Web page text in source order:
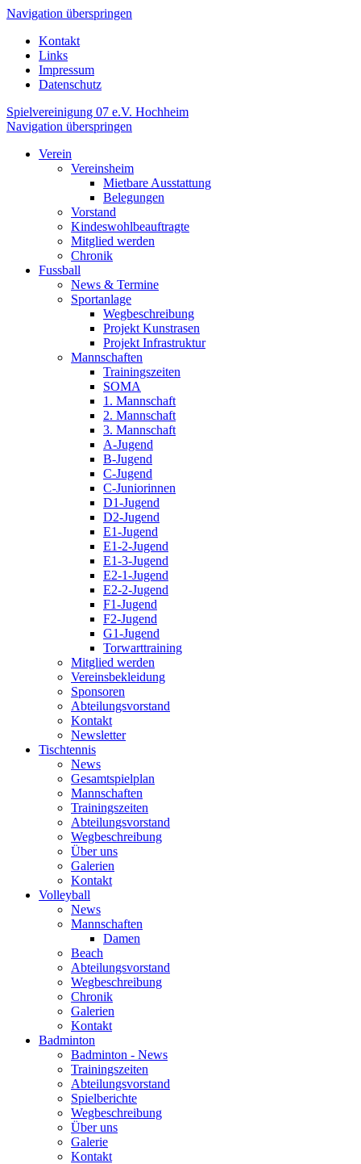
Navigation überspringen
Kontakt
Links
Impressum
Datenschutz
Spielvereinigung 07 e.V. Hochheim
Navigation überspringen
Verein
Vereinsheim
Mietbare Ausstattung
Belegungen
Vorstand
Kindeswohlbeauftragte
Mitglied werden
Chronik
Fussball
News & Termine
Sportanlage
Wegbeschreibung
Projekt Kunstrasen
Projekt Infrastruktur
Mannschaften
Trainingszeiten
SOMA
1. Mannschaft
2. Mannschaft
3. Mannschaft
A-Jugend
B-Jugend
C-Jugend
C-Juniorinnen
D1-Jugend
D2-Jugend
E1-Jugend
E1-2-Jugend
E1-3-Jugend
E2-1-Jugend
E2-2-Jugend
F1-Jugend
F2-Jugend
G1-Jugend
Torwarttraining
Mitglied werden
Vereinsbekleidung
Sponsoren
Abteilungsvorstand
Kontakt
Newsletter
Tischtennis
News
Gesamtspielplan
Mannschaften
Trainingszeiten
Abteilungsvorstand
Wegbeschreibung
Über uns
Galerien
Kontakt
Volleyball
News
Mannschaften
Damen
Beach
Abteilungsvorstand
Wegbeschreibung
Chronik
Galerien
Kontakt
Badminton
Badminton - News
Trainingszeiten
Abteilungsvorstand
Spielberichte
Wegbeschreibung
Über uns
Galerie
Kontakt